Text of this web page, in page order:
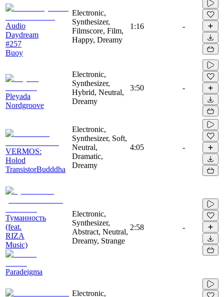
Audio
Daydream
#257
Buoy
Electronic,
Synthesizer,
Filmscore, Film,
Happy, Dreamy
1:16 -
Pleyada
Nordgroove
Electronic,
Synthesizer,
Hybrid, Neutral,
Dreamy
3:50 -
VERMOS:
Holod
TransistorBudddha
Electronic,
Synthesizer, Soft,
Neutral,
Dramatic,
Dreamy
4:05 -
Туманность
(feat.
RIZA
Music)
Paradeigma
Electronic,
Synthesizer,
Abstract, Neutral,
Dreamy, Strange
2:58 -
Electronic,